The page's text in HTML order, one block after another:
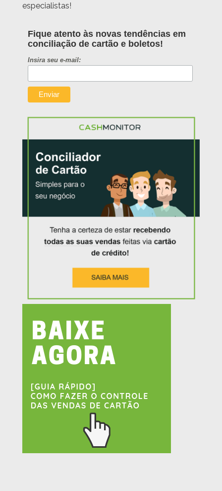
especialistas!
Fique atento às novas tendências em
conciliação de cartão e boletos!
Insira seu e-mail: